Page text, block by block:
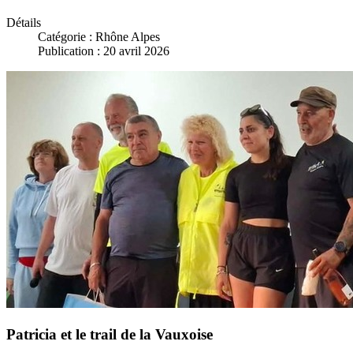
Détails
Catégorie : Rhône Alpes
Publication : 20 avril 2026
Patricia et le trail de la Vauxoise